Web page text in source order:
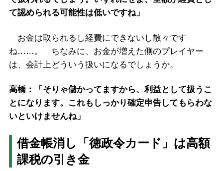
て認められる可能性は低いですね」
お金は取られるし経費にできないし散々です
ね……。 ちなみに、お金が増えた側のプレイヤー
は、会計上どういう扱いになるでしょうか。
高橋：「そりゃ儲かってますから、利益として扱うこ
とになります。これもしっかり確定申告してもらわな
いといけませんね」
借金帳消し「徳政令カード」は高額
課税の引き金